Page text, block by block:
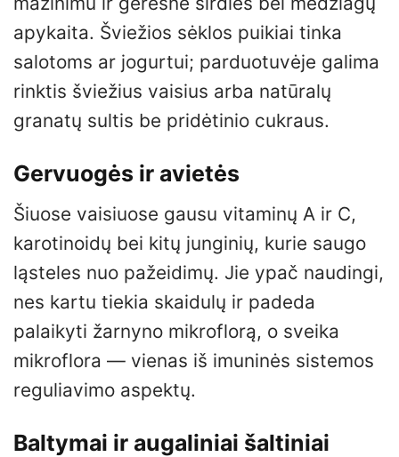
apykaita. Šviežios sėklos puikiai tinka
salotoms ar jogurtui; parduotuvėje galima
rinktis šviežius vaisius arba natūralų
granatų sultis be pridėtinio cukraus.
Gervuogės ir avietės
Šiuose vaisiuose gausu vitaminų A ir C,
karotinoidų bei kitų junginių, kurie saugo
ląsteles nuo pažeidimų. Jie ypač naudingi,
nes kartu tiekia skaidulų ir padeda
palaikyti žarnyno mikroflorą, o sveika
mikroflora — vienas iš imuninės sistemos
reguliavimo aspektų.
Baltymai ir augaliniai šaltiniai